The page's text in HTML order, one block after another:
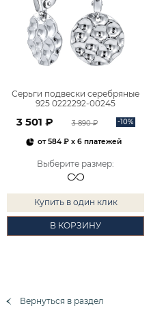
Серьги подвески серебряные
925 0222292-00245
3 501 ₽ 3 890 ₽ -10%
от584 ₽ x 6 платежей
Выберите размер:
Купить в один клик
В КОРЗИНУ
Вернуться в раздел